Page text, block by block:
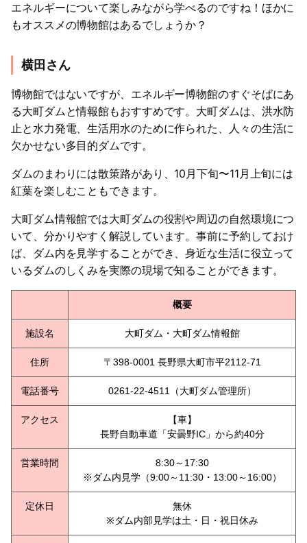
エネルギーについて楽しみながら学べるのですね！ほかに
もオススメの博物館はあるでしょうか？
横田さん
博物館ではないですが、エネルギー博物館のすぐそばにあ
る大町ダムと情報館もおすすめです。大町ダムは、洪水防
止と水力発電、生活用水のために作られた、人々の生活に
欠かせない多目的ダムです。
ダムのまわりには散策路があり、10月下旬〜11月上旬には
紅葉を楽しむこともできます。
大町ダム情報館では大町ダムの役割や周辺の自然環境につ
いて、分かりやすく解説しています。事前に予約しておけ
ば、ダム内を見学することができ、身近な生活に役立って
いるダムのしくみを実際の現場で知ることができます。
概要
施設名 大町ダム・大町ダム情報館
住所 〒398-0001 長野県大町市平2112-71
電話番号 0261-22-4511（大町ダム管理所）
アクセス
【車】
長野自動車道「安曇野IC」から約40分
営業時間
8:30～17:30
※ダム内見学（9:00～11:30・13:00～16:00）
定休日
無休
※ダム内部見学は土・日・祝日休み